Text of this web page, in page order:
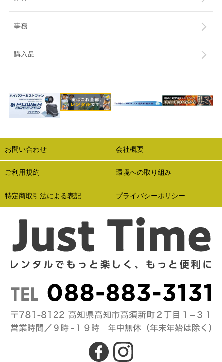
事務
購入品
お問い合わせ 会社概要
ご利用規約 環境への取り組み
特定商取引法による表記 プライバシーポリシー